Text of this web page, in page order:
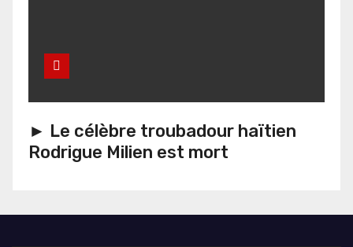
► Le célèbre troubadour haïtien
Rodrigue Milien est mort